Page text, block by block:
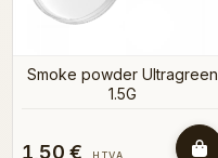
Smoke powder Ultragreen
1.5G
1,50 € HTVA